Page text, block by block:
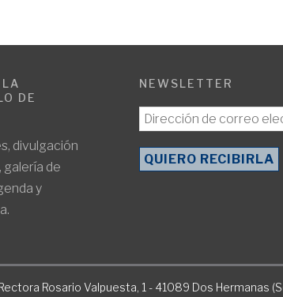
DE
divulgación
de
y
NEWSLETTER
Rosario Valpuesta, 1 - 41089 Dos Hermanas